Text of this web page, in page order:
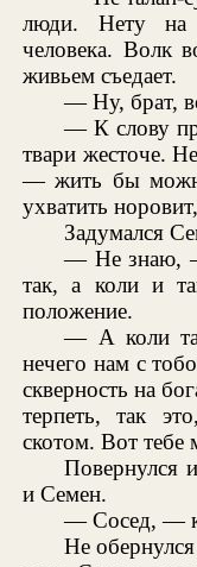
люди. Нету на
человека. Волк
живьем съедает.
— Ну, брат,
— К слову
твари жесточе.
— жить бы
ухватить
Задумался
— Не знаю,
так, а коли и
положение.
— А коли
нечего нам с
скверность на
терпеть, так
скотом. Вот тебе
Повернулся
и Семен.
— Сосед, —
Не